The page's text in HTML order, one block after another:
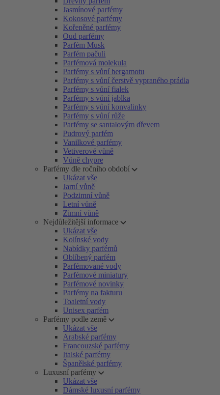
Jasmínové parfémy
Kokosové parfémy
Kořeněné parfémy
Oud parfémy
Parfém Musk
Parfém pačuli
Parfémová molekula
Parfémy s vůní bergamotu
Parfémy s vůní čerstvě vypraného prádla
Parfémy s vůní fialek
Parfémy s vůní jablka
Parfémy s vůní konvalinky
Parfémy s vůní růže
Parfémy se santalovým dřevem
Pudrový parfém
Vanilkové parfémy
Vetiverové vůně
Vůně chypre
Parfémy dle ročního období
Ukázat vše
Jarní vůně
Podzimní vůně
Letní vůně
Zimní vůně
Nejdůležitější informace
Ukázat vše
Kolínské vody
Nabídky parfémů
Oblíbený parfém
Parfémované vody
Parfémové miniatury
Parfémové novinky
Parfémy na fakturu
Toaletní vody
Unisex parfém
Parfémy podle země
Ukázat vše
Arabské parfémy
Francouzské parfémy
Italské parfémy
Španělské parfémy
Luxusní parfémy
Ukázat vše
Dámské luxusní parfémy